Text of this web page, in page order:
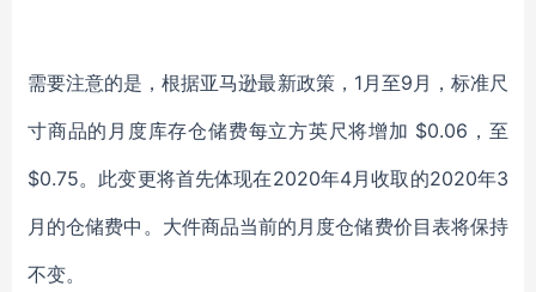
需要注意的是，根据亚马逊最新政策，1月至9月，标准尺
寸商品的月度库存仓储费每立方英尺将增加 $0.06，至
$0.75。此变更将首先体现在2020年4月收取的2020年3
月的仓储费中。大件商品当前的月度仓储费价目表将保持
不变。